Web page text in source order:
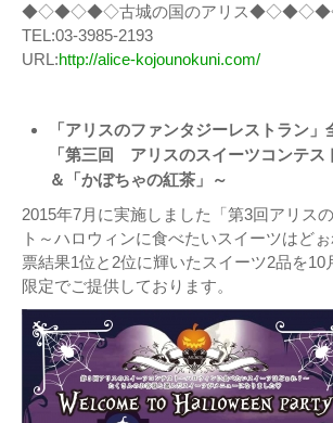
◆◇◆◇◆◇古城の国のアリス
TEL:03-3985-2193
URL:http://alice-kojounokuni.com/
「アリスのファンタジーレストラン
「第三回 アリスのスイーツコンテス
＆「かぼちゃの紅茶」～
2015年7月に実施しました「第3回アリス
ト～ハロウィンに食べたいスイーツはど
票結果1位と2位に輝いたスイーツ2品を10
限定でご提供しております。